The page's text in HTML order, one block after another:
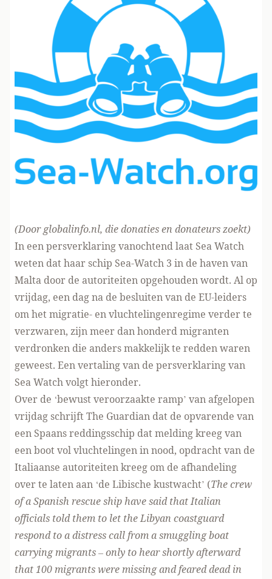
(Door globalinfo.nl, diedonaties en donateurs zoekt)
In eenpersverklaring vanochtendlaat Sea Watch
weten dat haar schip Sea-Watch 3 in de haven van
Malta door de autoriteiten opgehouden wordt. Al op
vrijdag, een dag na de besluiten van de EU-leiders
om het migratie- en vluchtelingenregime verder te
verzwaren, zijn meer dan honderd migranten
verdronken die anders makkelijk te redden waren
geweest. Een vertaling van de persverklaring van
Sea Watch volgt hieronder.
Over de ‘bewust veroorzaakte ramp’ van afgelopen
vrijdagschrijft The Guardian dat de opvarende van
een Spaans reddingsschip dat melding kreeg van
een boot vol vluchtelingen in nood, opdracht van de
Italiaanse autoriteiten kreeg om de afhandeling
over te laten aan ‘de Libische kustwacht’ (The crew
of a Spanish rescue ship have said that Italian
officials told them to let the Libyan coastguard
respond to a distress call from a smuggling boat
carrying migrants – only to hear shortly afterward
that 100 migrants were missing and feared dead in